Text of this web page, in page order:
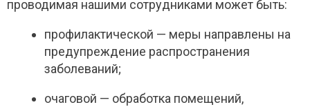
проводимая нашими сотрудниками может быть:
профилактической — меры направлены на
предупреждение распространения
заболеваний;
очаговой — обработка помещений,